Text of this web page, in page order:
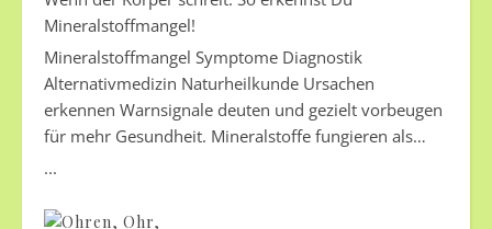
Mineralstoffmangel!
Mineralstoffmangel Symptome Diagnostik
Alternativmedizin Naturheilkunde Ursachen
erkennen Warnsignale deuten und gezielt vorbeugen
für mehr Gesundheit. Mineralstoffe fungieren als
Reizweiterleitung in den Nerven bis zur Stabilität der
...